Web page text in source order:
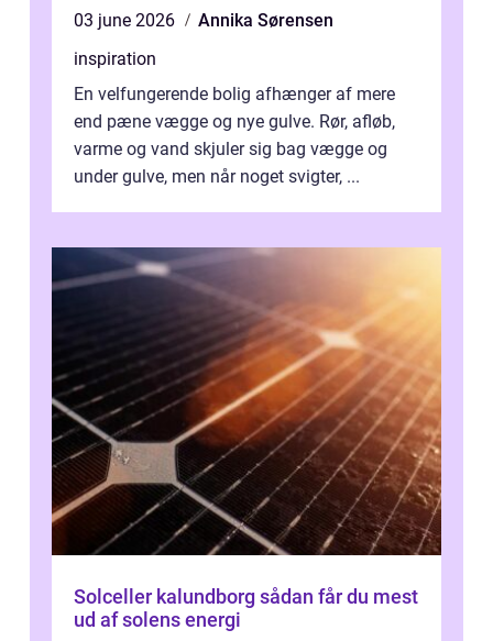
03 june 2026
Annika Sørensen
inspiration
En velfungerende bolig afhænger af mere
end pæne vægge og nye gulve. Rør, afløb,
varme og vand skjuler sig bag vægge og
under gulve, men når noget svigter, ...
Solceller kalundborg sådan får du mest
ud af solens energi